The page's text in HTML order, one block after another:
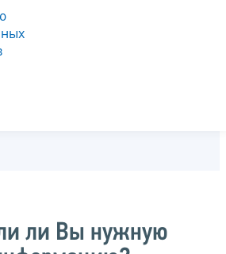
ли Вы нужную